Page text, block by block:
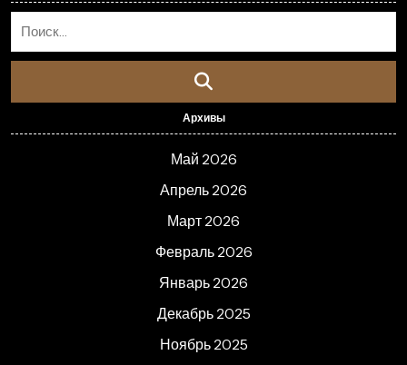
Архивы
Май 2026
Апрель 2026
Март 2026
Февраль 2026
Январь 2026
Декабрь 2025
Ноябрь 2025